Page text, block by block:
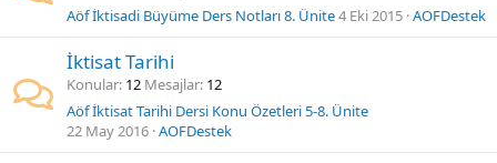
Aöf İktisadi Büyüme Ders Notları 8. Ünite4 Eki 2015 AOFDestek
İktisat Tarihi
Konular 12 Mesajlar 12
Aöf İktisat Tarihi Dersi Konu Özetleri 5-8. Ünite
22 May 2016 AOFDestek